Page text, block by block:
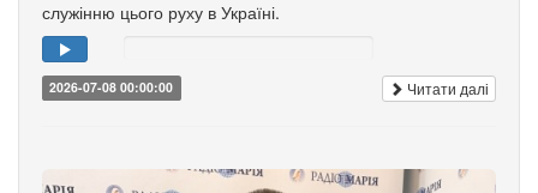
служінню цього руху в Україні.
2026-07-08 00:00:00 Читати далі